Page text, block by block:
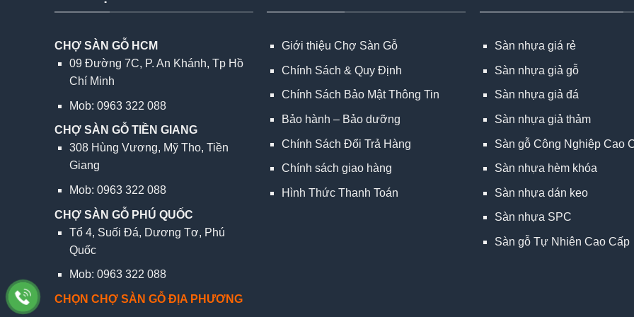
CHỢ SÀN GỖ HCM
09 Đường 7C, P. An Khánh, Tp Hồ
Chí Minh
Mob: 0963 322 088
CHỢ SÀN GỖ TIỀN GIANG
308 Hùng Vương, Mỹ Tho, Tiền
Giang
Mob: 0963 322 088
CHỢ SÀN GỖ PHÚ QUỐC
Tổ 4, Suối Đá, Dương Tơ, Phú
Quốc
Mob: 0963 322 088
CHỌN CHỢ SÀN GỖ ĐỊA PHƯƠNG
Giới thiệu Chợ Sàn Gỗ
Chính Sách & Quy Định
Chính Sách Bảo Mật Thông Tin
Bảo hành – Bảo dưỡng
Chính Sách Đổi Trả Hàng
Chính sách giao hàng
Hình Thức Thanh Toán
Sàn nhựa giá rẻ
Sàn nhựa giả gỗ
Sàn nhựa giả đá
Sàn nhựa giả thảm
Sàn gỗ Công Nghiệp Cao
Sàn nhựa hèm khóa
Sàn nhựa dán keo
Sàn nhựa SPC
Sàn gỗ Tự Nhiên Cao Cấp